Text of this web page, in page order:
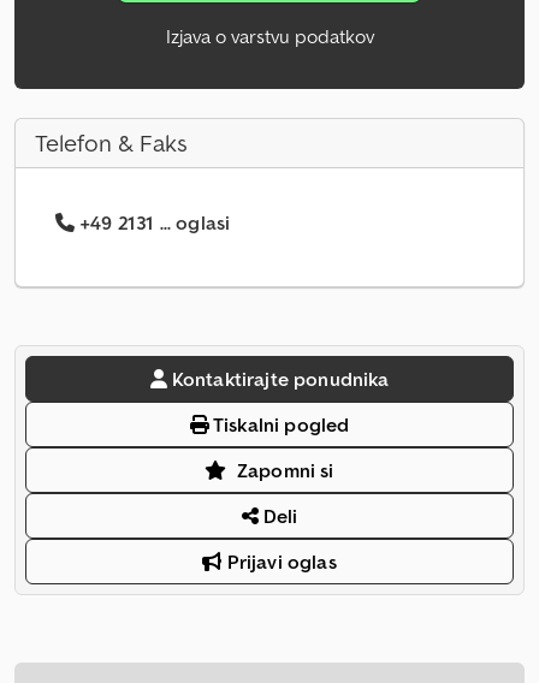
Izjava o varstvu podatkov
Telefon & Faks
+49 2131 ... oglasi
Kontaktirajte ponudnika
Tiskalni pogled
Zapomni si
Deli
Prijavi oglas